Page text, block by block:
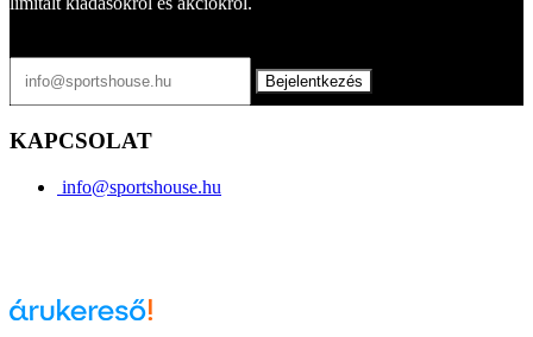
Bejelentkezés
KAPCSOLAT
info@sportshouse.hu